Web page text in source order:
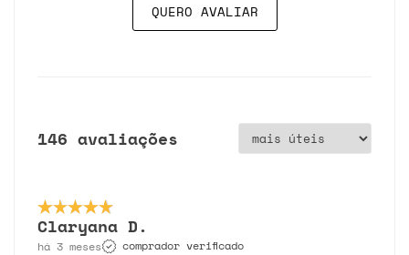
QUERO AVALIAR
146 avaliações
Claryana D.
há 3 meses comprador verificado